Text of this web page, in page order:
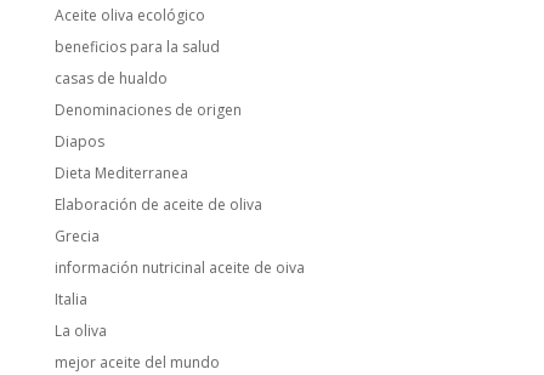
Aceite oliva ecológico
beneficios para la salud
casas de hualdo
Denominaciones de origen
Diapos
Dieta Mediterranea
Elaboración de aceite de oliva
Grecia
información nutricinal aceite de oiva
Italia
La oliva
mejor aceite del mundo